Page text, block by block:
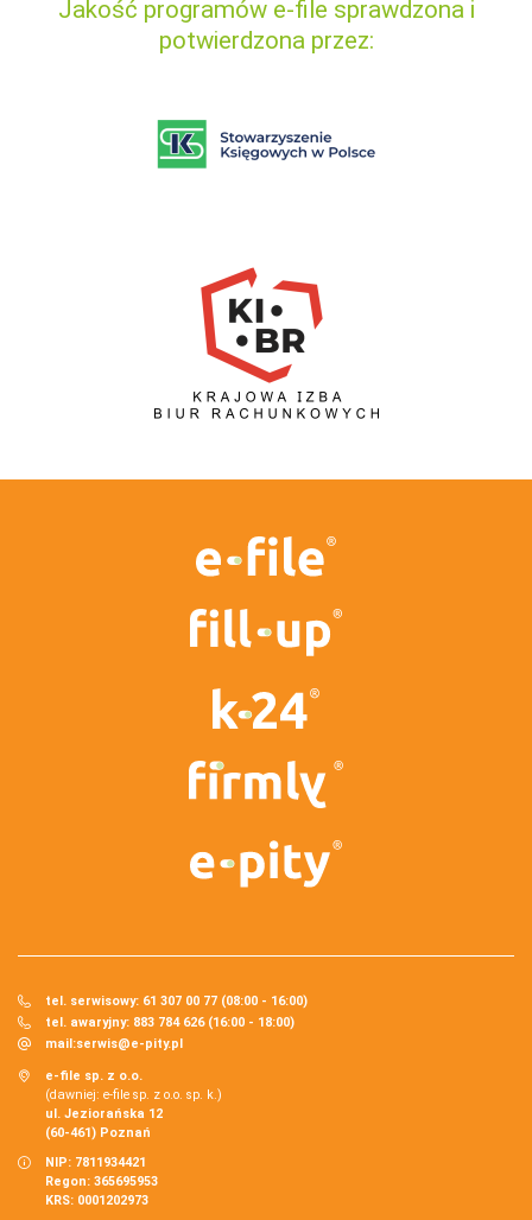
Jakość programów e-file sprawdzona i
potwierdzona przez:
tel. serwisowy: 61 307 00 77 (08:00 - 16:00)
tel. awaryjny: 883 784 626 (16:00 - 18:00)
mail:serwis@e-pity.pl
e-file sp. z o.o.
(dawniej: e-file sp. z o.o. sp. k.)
ul. Jeziorańska 12
(60-461) Poznań
NIP: 7811934421
Regon: 365695953
KRS: 0001202973